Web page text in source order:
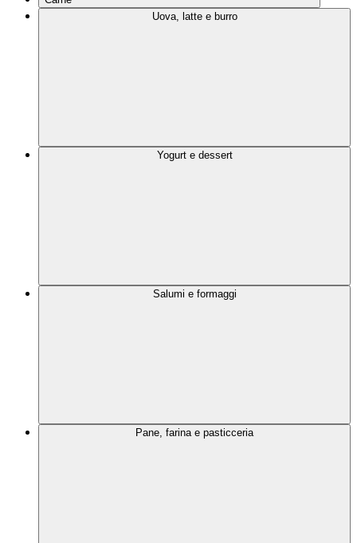
Uova, latte e burro
Yogurt e dessert
Salumi e formaggi
Pane, farina e pasticceria